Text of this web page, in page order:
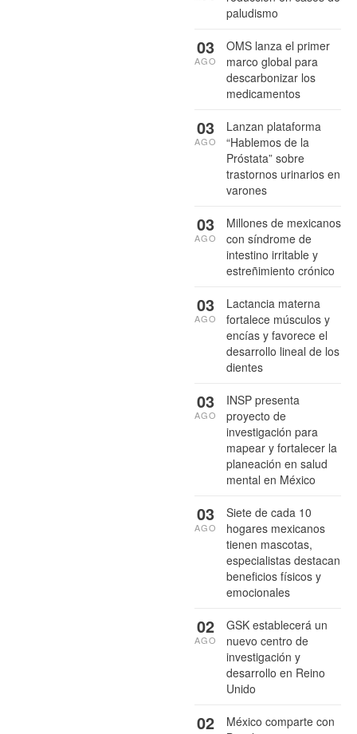
paludismo
OMS lanza el primer
marco global para
descarbonizar los
medicamentos
03
AGO
Lanzan plataforma
“Hablemos de la
Próstata” sobre
trastornos urinarios en
varones
03
AGO
Millones de mexicanos
con síndrome de
intestino irritable y
estreñimiento crónico
03
AGO
Lactancia materna
fortalece músculos y
encías y favorece el
desarrollo lineal de los
dientes
03
AGO
INSP presenta
proyecto de
investigación para
mapear y fortalecer la
planeación en salud
mental en México
03
AGO
Siete de cada 10
hogares mexicanos
tienen mascotas,
especialistas destacan
beneficios físicos y
emocionales
03
AGO
GSK establecerá un
nuevo centro de
investigación y
desarrollo en Reino
Unido
02
AGO
México comparte con
02